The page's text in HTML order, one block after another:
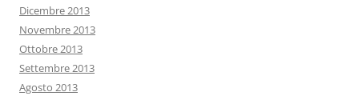
Dicembre 2013
Novembre 2013
Ottobre 2013
Settembre 2013
Agosto 2013